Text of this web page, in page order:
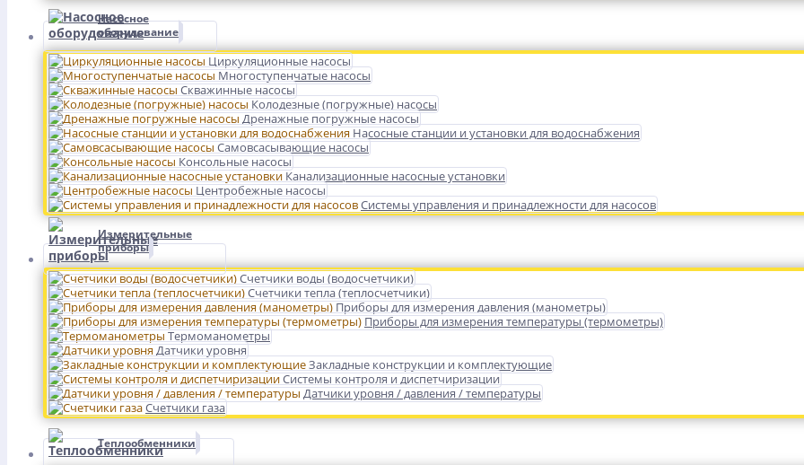
Насосное
оборудование
Циркуляционные насосы
Многоступенчатые насосы
Скважинные насосы
Колодезные (погружные) насосы
Дренажные погружные насосы
Насосные станции и установки для водоснабжения
Самовсасывающие насосы
Консольные насосы
Канализационные насосные установки
Центробежные насосы
Системы управления и принадлежности для насосов
Измерительные
приборы
Счетчики воды (водосчетчики)
Счетчики тепла (теплосчетчики)
Приборы для измерения давления (манометры)
Приборы для измерения температуры (термометры)
Термоманометры
Датчики уровня
Закладные конструкции и комплектующие
Системы контроля и диспетчиризации
Датчики уровня / давления / температуры
Счетчики газа
Теплообменники